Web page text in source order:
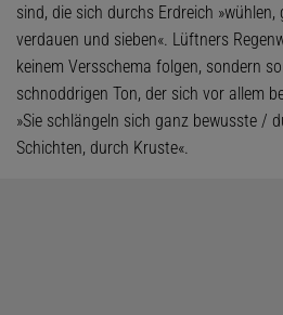
sind, die sich durchs Erdreich
verdauen und sieben«. Lüftners
keinem Versschema folgen, sondern
schnoddrigen Ton, der sich vor allem
»Sie schlängeln sich ganz bewusste /
Schichten, durch Kruste«.